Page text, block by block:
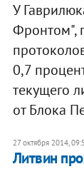
У
Фронтом",
0,7
текущего
от Блока
27 октября 2014,
Литвин